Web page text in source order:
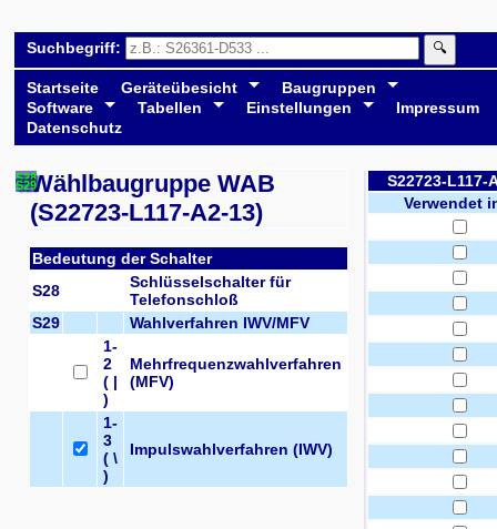
Suchbegriff: 🔍
Startseite Geräteübesicht
Baugruppen
Software
Tabellen Einstellungen
Impressum
Datenschutz
S28
S29Wählbaugruppe WAB
(S22723-L117-A2-13)
Bedeutung der Schalter
S28
Schlüsselschalter für
Telefonschloß
S29
Wahlverfahren IWV/MFV
1-
2
( |
)
Mehrfrequenzwahlverfahren
(MFV)
1-
3
( \
)
Impulswahlverfahren (IWV)
S22723-L117-
Verwendet